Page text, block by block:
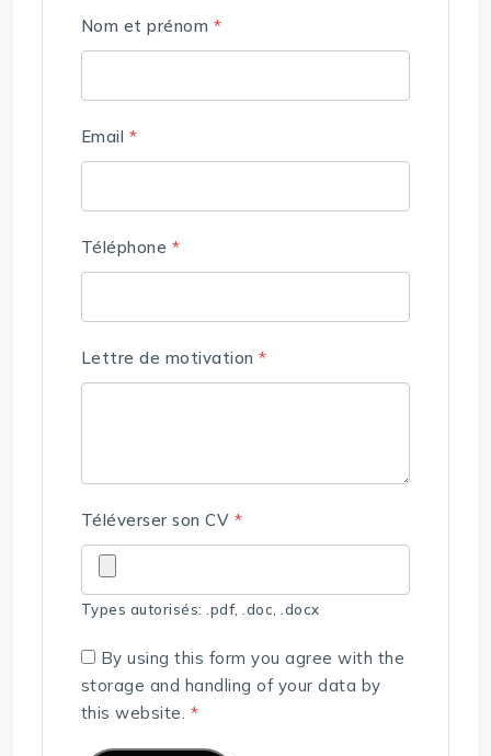
Nom et prénom *
Email *
Téléphone *
Lettre de motivation*
Téléverser son CV *
Types autorisés: .pdf, .doc, .docx
By using this form you agree with the
storage and handling of your data by
this website. *